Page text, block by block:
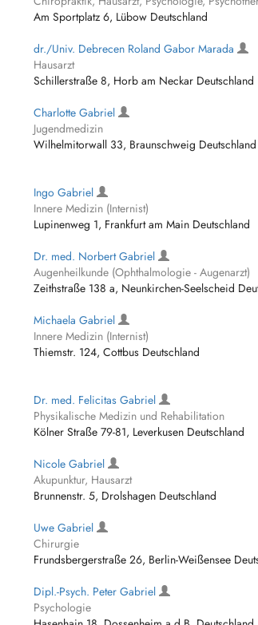
Am Sportplatz 6, Lübow Deutschland
dr./Univ. Debrecen Roland Gabor Marada
Hausarzt
Schillerstraße 8, Horb am Neckar Deutschland
Charlotte Gabriel
Jugendmedizin
Wilhelmitorwall 33, Braunschweig Deutschland
Ingo Gabriel
Innere Medizin (Internist)
Lupinenweg 1, Frankfurt am Main Deutschland
Dr. med. Norbert Gabriel
Augenheilkunde (Ophthalmologie - Augenarzt)
Zeithstraße 138 a, Neunkirchen-Seelscheid
Michaela Gabriel
Innere Medizin (Internist)
Thiemstr. 124, Cottbus Deutschland
Dr. med. Felicitas Gabriel
Physikalische Medizin und Rehabilitation
Kölner Straße 79-81, Leverkusen Deutschland
Nicole Gabriel
Akupunktur, Hausarzt
Brunnenstr. 5, Drolshagen Deutschland
Uwe Gabriel
Chirurgie
Frundsbergerstraße 26, Berlin-Weißensee
Dipl.-Psych. Peter Gabriel
Psychologie